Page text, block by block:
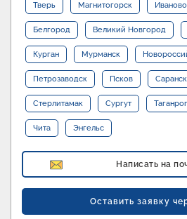
Тверь Магнитогорск Иваново
Белгород Великий Новгород
Курган Мурманск
Петрозаводск Псков Саранск
Стерлитамак Сургут Таганрог
Чита Энгельс
Написать на
Оставить заявку